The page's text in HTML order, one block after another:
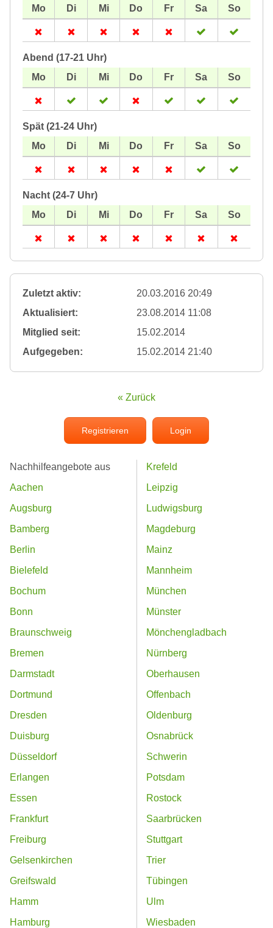
Abend (17-21 Uhr)
Spät (21-24 Uhr)
Nacht (24-7 Uhr)
Zuletzt aktiv:
20.03.2016 20:49
Aktualisiert:
23.08.2014 11:08
Mitglied seit:
15.02.2014
Aufgegeben:
15.02.2014 21:40
« Zurück
Registrieren Login
Nachhilfeangebote aus
Aachen
Augsburg
Bamberg
Berlin
Bielefeld
Bochum
Bonn
Braunschweig
Bremen
Darmstadt
Dortmund
Dresden
Duisburg
Düsseldorf
Erlangen
Essen
Frankfurt
Freiburg
Gelsenkirchen
Greifswald
Hamm
Hamburg
Krefeld
Leipzig
Ludwigsburg
Magdeburg
Mainz
Mannheim
München
Münster
Mönchengladbach
Nürnberg
Oberhausen
Offenbach
Oldenburg
Osnabrück
Schwerin
Potsdam
Rostock
Saarbrücken
Stuttgart
Trier
Tübingen
Ulm
Wiesbaden